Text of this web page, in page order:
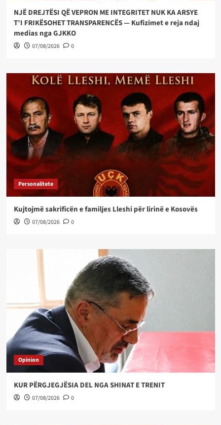
NJË DREJTËSI QË VEPRON ME INTEGRITET NUK KA ARSYE
T’I FRIKËSOHET TRANSPARENCËS — Kufizimet e reja ndaj
medias nga GJKKO
07/08/2026 0
Personalitete
Kujtojmë sakrificën e familjes Lleshi për lirinë e Kosovës
07/08/2026 0
Opinion
KUR PËRGJEGJËSIA DEL NGA SHINAT E TRENIT
07/08/2026 0